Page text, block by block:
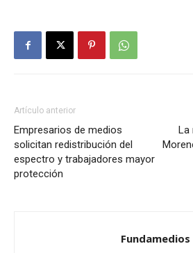
Artículo anterior
Empresarios de medios
solicitan redistribución del
espectro y trabajadores mayor
protección
La
Fundamedios